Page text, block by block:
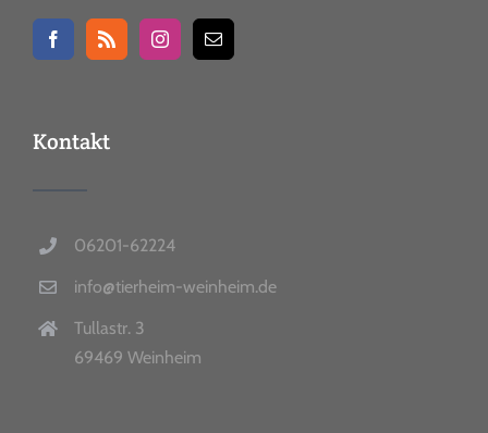
Kontakt
06201-62224
info@tierheim-weinheim.de
Tullastr. 3
69469 Weinheim